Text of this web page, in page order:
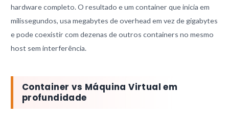
hardware completo. O resultado e um container que inicia em
milissegundos, usa megabytes de overhead em vez de gigabytes
e pode coexistir com dezenas de outros containers no mesmo
host sem interferência.
Container vs Máquina Virtual em
profundidade